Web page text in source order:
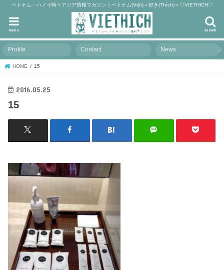
ベトナム・ハノイ時々アジア情報マガジン｜ベトナム(Việt)＋好き(Thích)＝♡VIETHICH♡
search
menu
Profile Contact News
HOME 15
2016.05.25
15